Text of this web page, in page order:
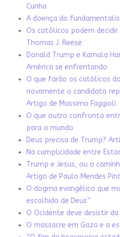
Cunha
A doença do
Os católicos podem
Thomas J. Reese
Donald Trump e Kamala
América se enfrentando
O que farão os católicos
novamente o candidato
Artigo de Massimo Faggioli
O que outro confronto
para o mundo
Deus precisa de Trump?
Na cumplicidade entre
Trump e Jesus, ou o
Artigo de Paulo Mendes
O dogma evangélico que
escolhido de Deus”
O Ocidente deve desistir
O massacre em Gaza e a